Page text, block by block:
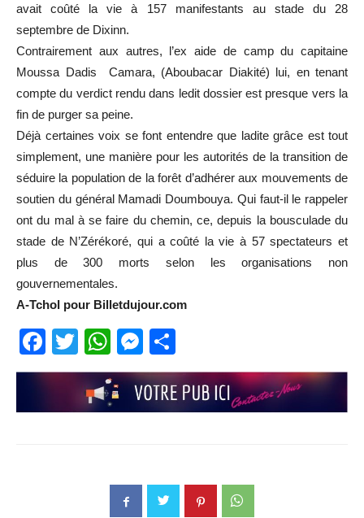
avait coûté la vie à 157 manifestants au stade du 28
septembre de Dixinn.
Contrairement aux autres, l’ex aide de camp du capitaine
Moussa Dadis Camara, (Aboubacar Diakité) lui, en tenant
compte du verdict rendu dans ledit dossier est presque vers la
fin de purger sa peine.
Déjà certaines voix se font entendre que ladite grâce est tout
simplement, une manière pour les autorités de la transition de
séduire la population de la forêt d’adhérer aux mouvements de
soutien du général Mamadi Doumbouya. Qui faut-il le rappeler
ont du mal à se faire du chemin, ce, depuis la bousculade du
stade de N’Zérékoré, qui a coûté la vie à 57 spectateurs et
plus de 300 morts selon les organisations non
gouvernementales.
A-Tchol pour Billetdujour.com
Facebook
Twitter
WhatsApp
Messenger